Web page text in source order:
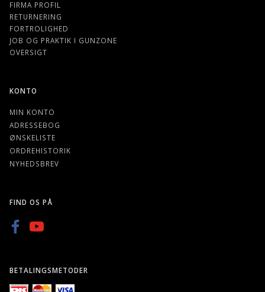
FIRMA PROFIL
RETURNERING
FORTROLIGHED
JOB OG PRAKTIK I GUNZONE
OVERSIGT
KONTO
MIN KONTO
ADRESSEBOG
ØNSKELISTE
ORDREHISTORIK
NYHEDSBREV
FIND OS PÅ
BETALINGSMETODER